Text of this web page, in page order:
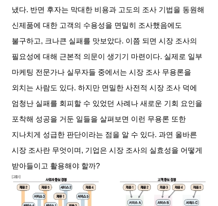
냈다. 반면 후자는 막대한 비용과 고도의 조사 기법을 동원해
신제품에 대한 고객의 수용성을 면밀히 조사했음에도
불구하고, 크나큰 실패를 맛보았다. 이쯤 되면 시장 조사의
필요성에 대해 근본적 의문이 생기기 마련이다. 실제로 일부
마케팅 전문가나 실무자들 중에서는 시장 조사 무용론을
외치는 사람도 있다. 하지만 면밀한 사전적 시장 조사 덕에
엄청난 실패를 회피할 수 있었던 사례나 새로운 기회 요인을
포착해 성공을 거둔 일들을 살펴보면 이런 무용론 또한
지나치게 성급한 판단이라는 점을 알 수 있다. 과연 올바른
시장 조사란 무엇이며, 기업은 시장 조사의 실효성을 어떻게
받아들이고 활용해야 할까?